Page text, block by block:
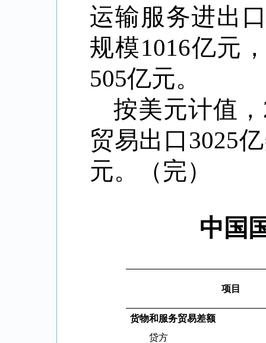
运输服务进出
规模1016亿元
505亿元。
按美元计值，
贸易出口3025
元。（完）
中国
项目
货物和服务贸易差额
贷方